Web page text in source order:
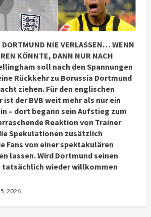
DORTMUND NIE VERLASSEN… WENN
KÖNNTE, DANN NUR NACH
soll nach den Spannungen
Rückkehr zu Borussia Dortmund
ziehen. Für den englischen
der BVB weit mehr als nur ein
– dort begann sein Aufstieg zum
Reaktion von Trainer
Spekulationen zusätzlich
Fans von einer spektakulären
lassen. Wird Dortmund seinen
tatsächlich wieder willkommen
2026